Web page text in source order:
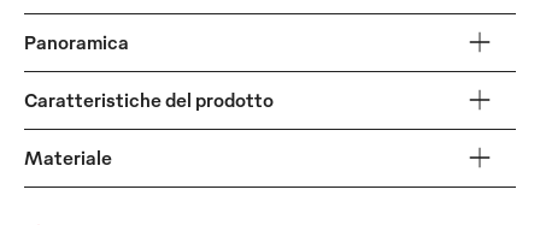
Panoramica
Caratteristiche del prodotto
Materiale